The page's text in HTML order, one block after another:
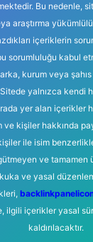
Bu nedenle,
araştırma
içeriklerin
sorumluluğu kabul
kurum veya
yalnızca kendi
yer alan içerikler
kişiler hakkında
ile isim
ve tamamen
ve yasal
ilgili içerikler yasal
kaldırılacaktır.